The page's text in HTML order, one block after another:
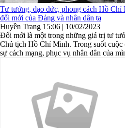
Tư tưởng, đạo đức, phong cách Hồ Chí
đổi mới của Đảng và nhân dân ta
Huyền Trang 15:06 | 10/02/2023
Đổi mới là một trong những giá trị tư
Chủ tịch Hồ Chí Minh. Trong suốt
sự cách mạng, phục vụ nhân dân của